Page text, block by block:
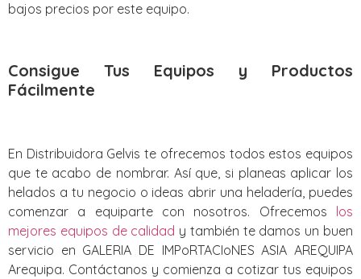
bajos precios por este equipo.
Consigue Tus Equipos y Productos
Fácilmente
En Distribuidora Gelvis te ofrecemos todos estos equipos
que te acabo de nombrar. Así que, si planeas aplicar los
helados a tu negocio o ideas abrir una heladería, puedes
comenzar a equiparte con nosotros. Ofrecemos los
mejores equipos de calidad y también te damos un buen
servicio en GALERIA DE IMPoRTACIoNES ASIA AREQUIPA
Arequipa. Contáctanos y comienza a cotizar tus equipos